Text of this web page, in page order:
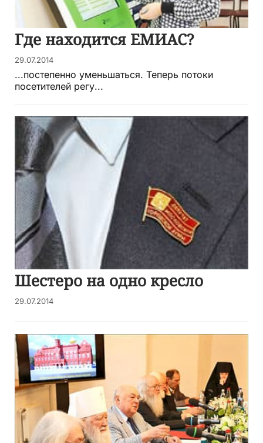
Где находится ЕМИАС?
29.07.2014
...постепенно уменьшаться. Теперь потоки
посетителей регу...
Шестеро на одно кресло
29.07.2014